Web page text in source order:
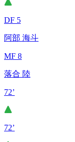
DF 5
阿部 海斗
MF 8
落合 陸
72’
72’